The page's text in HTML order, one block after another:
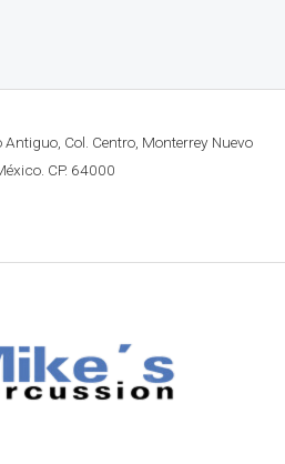
Col. Centro, Monterrey Nuevo
CP. 64000